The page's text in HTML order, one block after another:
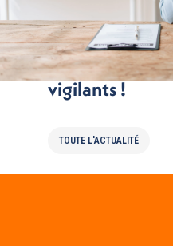
Dépannage à
vigilants !
TOUTE L'ACTUALITÉ